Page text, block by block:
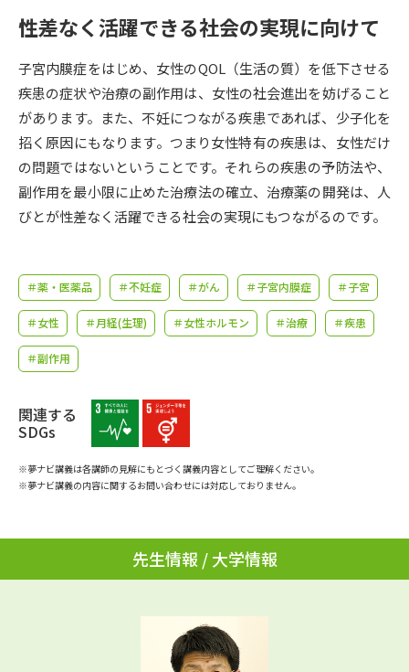
先輩が入学を決めた理由 テレメール全国一斉進学調査
新生活お役立ちガイド
学問発見 学問検索
大学で学びたい学問発見
学問の教科書 夢ナビライブ
Ｑ＆Ａ よくあるご質問
お支払いについて
受付内容・発送状況の確認
テレメール進学カタログ
訂正のご案内
性差なく活躍できる社会の実現に向けて
子宮内膜症をはじめ、女性のQOL（生活の質）を低下させる
疾患の症状や治療の副作用は、女性の社会進出を妨げること
があります。また、不妊につながる疾患であれば、少子化を
招く原因にもなります。つまり女性特有の疾患は、女性だけ
の問題ではないということです。それらの疾患の予防法や、
副作用を最小限に止めた治療法の確立、治療薬の開発は、人
びとが性差なく活躍できる社会の実現にもつながるのです。
＃薬・医薬品 ＃不妊症 ＃がん ＃子宮内膜症 ＃子宮
＃女性 ＃月経(生理) ＃女性ホルモン ＃治療 ＃疾患
＃副作用
関連する
SDGs
※夢ナビ講義は各講師の見解にもとづく講義内容としてご理解ください。
※夢ナビ講義の内容に関するお問い合わせには対応しておりません。
先生情報 / 大学情報